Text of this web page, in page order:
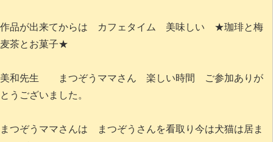
作品が出来てからは カフェタイム 美味しい ★珈琲と梅
麦茶とお菓子★
美和先生 まつぞうママさん 楽しい時間 ご参加ありが
とうございました。
まつぞうママさんは まつぞうさんを看取り今は犬猫は居ま